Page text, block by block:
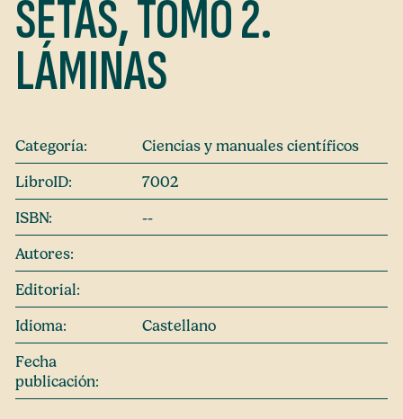
SETAS, TOMO 2.
LÁMINAS
Categoría:
Ciencias y manuales científicos
LibroID:
7002
ISBN:
--
Autores:
Editorial:
Idioma:
Castellano
Fecha
publicación: